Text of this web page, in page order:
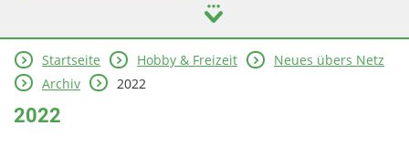
Spiel & Spaß
Mitreden & Mitmachen
Startseite Hobby & Freizeit
Neues übers Netz
Archiv
2022
2022